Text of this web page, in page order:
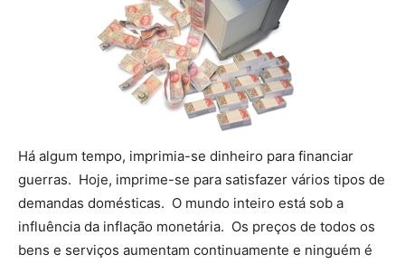
Há algum tempo, imprimia-se dinheiro para financiar
guerras. Hoje, imprime-se para satisfazer vários tipos de
demandas domésticas. O mundo inteiro está sob a
influência da inflação monetária. Os preços de todos os
bens e serviços aumentam continuamente e ninguém é